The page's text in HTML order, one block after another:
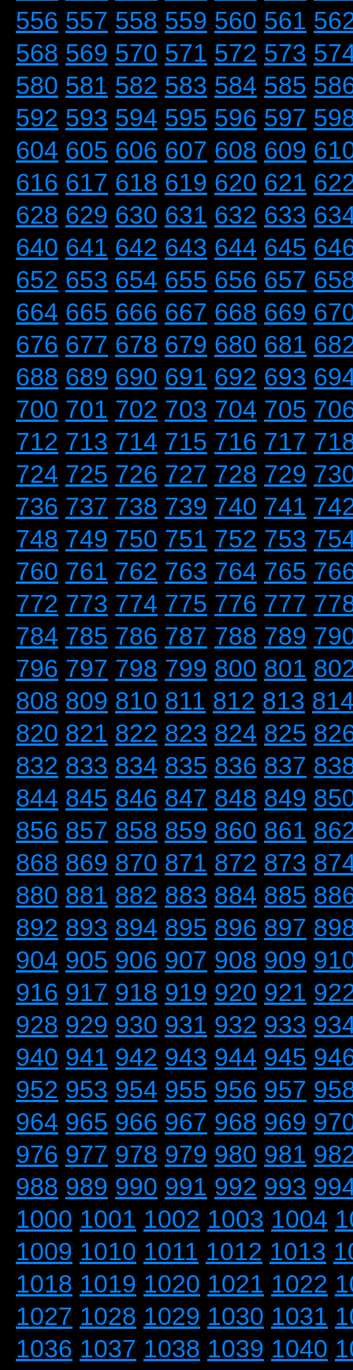
556 557 558 559 560 561
568 569 570 571 572 573
580 581 582 583 584 585
592 593 594 595 596 597
604 605 606 607 608 609
616 617 618 619 620 621
628 629 630 631 632 633
640 641 642 643 644 645
652 653 654 655 656 657
664 665 666 667 668 669
676 677 678 679 680 681
688 689 690 691 692 693
700 701 702 703 704 705
712 713 714 715 716 717
724 725 726 727 728 729
736 737 738 739 740 741
748 749 750 751 752 753
760 761 762 763 764 765
772 773 774 775 776 777
784 785 786 787 788 789
796 797 798 799 800 801
808 809 810 811 812 813
820 821 822 823 824 825
832 833 834 835 836 837
844 845 846 847 848 849
856 857 858 859 860 861
868 869 870 871 872 873
880 881 882 883 884 885
892 893 894 895 896 897
904 905 906 907 908 909
916 917 918 919 920 921
928 929 930 931 932 933
940 941 942 943 944 945
952 953 954 955 956 957
964 965 966 967 968 969
976 977 978 979 980 981
988 989 990 991 992 993
1000 1001 1002 1003 1004
1009 1010 1011 1012 1013
1018 1019 1020 1021 1022
1027 1028 1029 1030 1031
1036 1037 1038 1039 1040